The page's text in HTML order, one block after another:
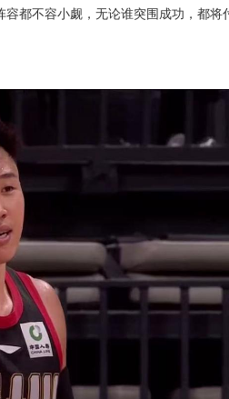
都不容小觑，无论谁突围成功，都将